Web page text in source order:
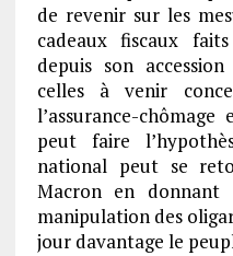
de revenir sur les
cadeaux fiscaux
depuis son
celles à venir
l’assurance-
peut faire
national peut se
Macron en
manipulation des
jour davantage le